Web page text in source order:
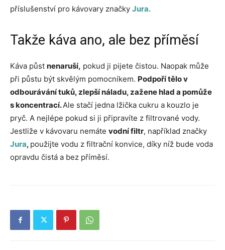
příslušenství pro kávovary značky Jura.
Takže káva ano, ale bez příměsí
Káva půst nenaruší, pokud ji pijete čistou. Naopak může
při půstu být skvělým pomocníkem. Podpoří tělo v
odbourávání tuků, zlepší náladu, zažene hlad a pomůže
s koncentrací.Ale stačí jedna lžička cukru a kouzlo je
pryč. A nejlépe pokud si ji připravíte z filtrované vody.
Jestliže v kávovaru nemáte vodní filtr, například značky
Jura, použijte vodu z filtrační konvice, díky níž bude voda
opravdu čistá a bez příměsí.